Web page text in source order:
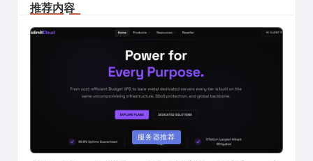
推荐内容
Posted
in
服务器推荐